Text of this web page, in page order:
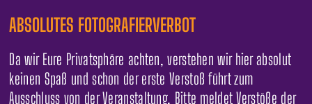
ABSOLUTES FOTOGRAFIERVERBOT
Da wir Eure Privatsphäre achten, verstehen wir hier absolut
keinen Spaß und schon der erste Verstoß führt zum
Ausschluss von der Veranstaltung. Bitte meldet Verstöße der